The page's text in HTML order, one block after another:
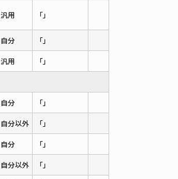
汎用 「」
自分 「」
汎用 「」
自分 「」
自分以外 「」
自分 「」
自分以外 「」